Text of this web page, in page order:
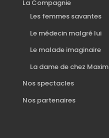
La Compagnie
Les femmes savantes
Le médecin malgré lui
Le malade imaginaire
La dame de chez Maxim
Nos spectacles
Nos partenaires